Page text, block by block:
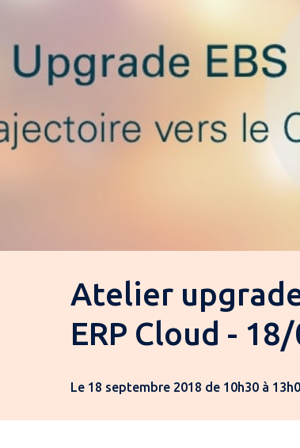
Atelier
ERP Cloud -
Le 18 septembre 2018 de 10h30 à